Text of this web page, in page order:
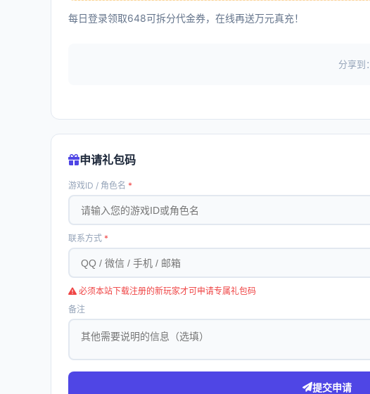
每日登录领取648可拆分代金券，在线再送万元真充！
分享到：
申请礼包码
游戏ID / 角色名 *
联系方式 *
必须本站下载注册的新玩家才可申请专属礼包码
备注
提交申请